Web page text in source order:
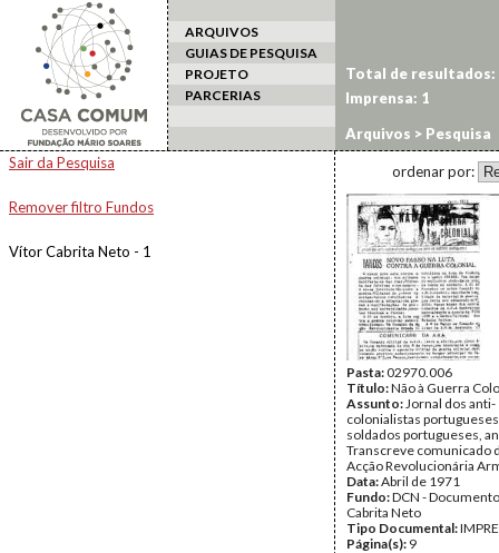
ARQUIVOS
GUIAS DE PESQUISA
PROJETO
PARCERIAS
Arquivos > Pesquisa
Sair da Pesquisa
Remover filtro Fundos
Vítor Cabrita Neto - 1
Total de resultados:
Imprensa: 1
ordenar por:
Pasta:02970.006
Título:Não à Guerra
Assunto:Jornal dos anti-
colonialistas
soldados portugueses,
Transcreve comunicado
Acção Revolucionária
Data:Abril de 1971
Fundo:DCN -
Cabrita Neto
Tipo Documental:
Página(s): 9